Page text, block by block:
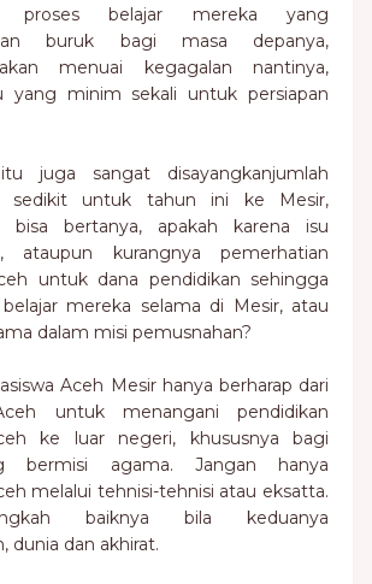
proses belajar mereka yang
buruk bagi masa depanya,
menuai kegagalan nantinya,
yang minim sekali untuk persiapan
juga sangat disayangkanjumlah
sedikit untuk tahun ini ke Mesir,
bisa bertanya, apakah karena isu
ataupun kurangnya pemerhatian
untuk dana pendidikan sehingga
mereka selama di Mesir, atau
dalam misi pemusnahan?
Aceh Mesir hanya berharap dari
untuk menangani pendidikan
ke luar negeri, khususnya bagi
bermisi agama. Jangan hanya
melalui tehnisi-tehnisi atau eksatta.
baiknya bila keduanya
dunia dan akhirat.